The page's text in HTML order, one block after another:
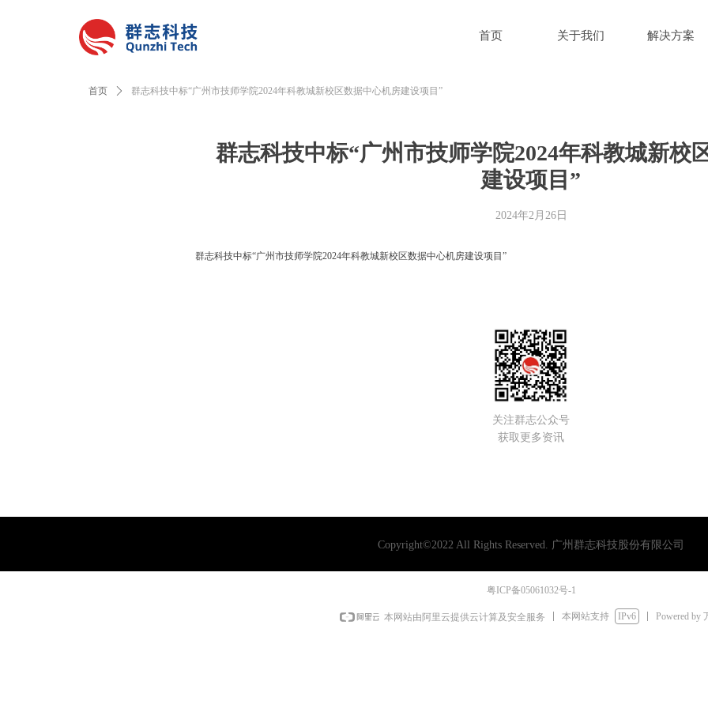
首页 关于我们 解决方案
群志科技中标“广州市技师学院2024年科教城新校
建设项目”
首页 ꄲ 群志科技中标“广州市技师学院2024年科教城新校区数据中心机房建设项目”
群志科技中标“广州市技师学院2024年科教城新校区数据中心机房建设项目”
2024年2月26日
关注群志公众号
获取更多资讯
Copyright©2022 All Rights Reserved. 广州群志科技股份有限公司
粤ICP备05061032号-1
本网站由阿里云提供云计算及安全服务 本网站支持 IPv6 Powered by